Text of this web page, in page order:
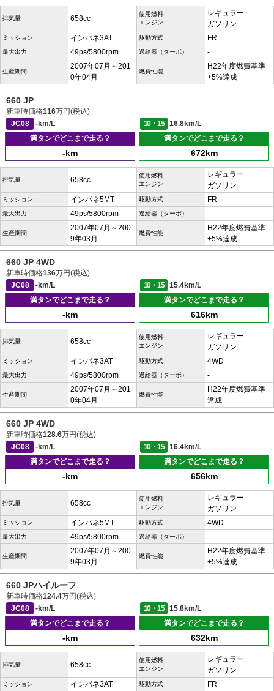
排気量 658cc
使用燃料
エンジン
レギュラー
ガソリン
ミッション インパネ3AT 駆動方式 FR
最大出力 49ps/5800rpm 過給器（ターボ） -
生産期間
2007年07月～201
0年04月
燃費性能
H22年度燃費基準
+5%達成
660 JP
新車時価格116万円(税込)
JC08
-km/L 10・15
16.8km/L
満タンでどこまで走る？
-km
満タンでどこまで走る？
672km
排気量 658cc
使用燃料
エンジン
レギュラー
ガソリン
ミッション インパネ5MT 駆動方式 FR
最大出力 49ps/5800rpm 過給器（ターボ） -
生産期間
2007年07月～200
9年03月
燃費性能
H22年度燃費基準
+5%達成
660 JP 4WD
新車時価格136万円(税込)
JC08
-km/L 10・15
15.4km/L
満タンでどこまで走る？
-km
満タンでどこまで走る？
616km
排気量 658cc
使用燃料
エンジン
レギュラー
ガソリン
ミッション インパネ3AT 駆動方式 4WD
最大出力 49ps/5800rpm 過給器（ターボ） -
生産期間
2007年07月～201
0年04月
燃費性能
H22年度燃費基準
達成
660 JP 4WD
新車時価格128.6万円(税込)
JC08
-km/L 10・15
16.4km/L
満タンでどこまで走る？
-km
満タンでどこまで走る？
656km
排気量 658cc
使用燃料
エンジン
レギュラー
ガソリン
ミッション インパネ5MT 駆動方式 4WD
最大出力 49ps/5800rpm 過給器（ターボ） -
生産期間
2007年07月～200
9年03月
燃費性能
H22年度燃費基準
+5%達成
660 JPハイルーフ
新車時価格124.4万円(税込)
JC08
-km/L 10・15
15.8km/L
満タンでどこまで走る？
-km
満タンでどこまで走る？
632km
排気量 658cc
使用燃料
エンジン
レギュラー
ガソリン
ミッション インパネ3AT 駆動方式 FR